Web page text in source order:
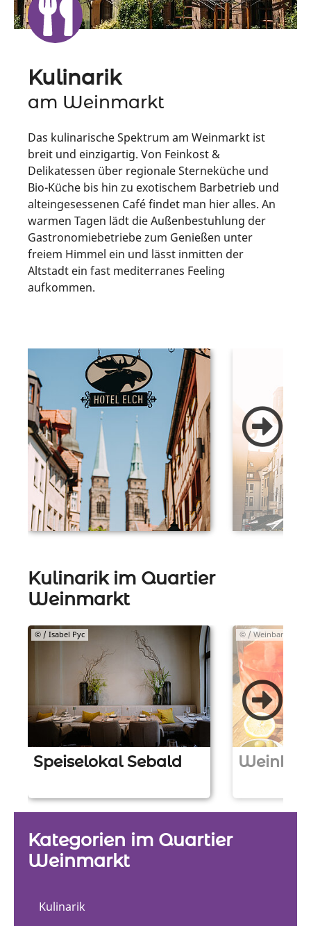
Kulinarik
am Weinmarkt
Das kulinarische Spektrum am Weinmarkt ist
breit und einzigartig. Von Feinkost &
Delikatessen über regionale Sterneküche und
Bio-Küche bis hin zu exotischem Barbetrieb und
alteingesessenen Café findet man hier alles. An
warmen Tagen lädt die Außenbestuhlung der
Gastronomiebetriebe zum Genießen unter
freiem Himmel ein und lässt inmitten der
Altstadt ein fast mediterranes Feeling
aufkommen.
Kulinarik im Quartier
Weinmarkt
© / Isabel Pyc
Speiselokal Sebald
u
r
L
o
c
© / Weinbar 075
Weinbar
u
r
Kategorien im Quartier
Weinmarkt
Kulinarik